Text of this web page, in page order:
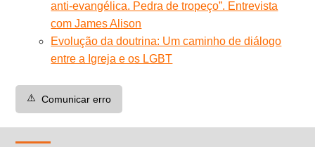
anti-evangélica. Pedra de tropeço”. Entrevista
com James Alison
Evolução da doutrina: Um caminho de diálogo
entre a Igreja e os LGBT
⚠️ Comunicar erro